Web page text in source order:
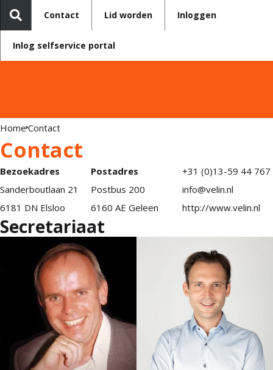
Contact Lid worden Inloggen
Inlog selfservice portal
Home Contact
Contact
Bezoekadres
Sanderboutlaan 21
6181 DN Elsloo
Postadres
Postbus 200
6160 AE Geleen
+31 (0)13-59 44 767
info@velin.nl
http://www.velin.nl
Secretariaat